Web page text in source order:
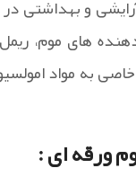
و بهداشتی
های موم،
به مواد
ورقه ای :